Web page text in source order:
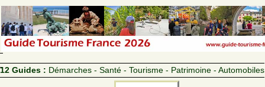
12 Guides : Démarches - Santé - Tourisme - Patrimoine - Automobiles